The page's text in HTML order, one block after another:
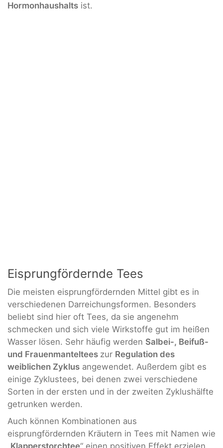
Hormonhaushalts ist.
Eisprungfördernde Tees
Die meisten eisprungfördernden Mittel gibt es in
verschiedenen Darreichungsformen. Besonders
beliebt sind hier oft Tees, da sie angenehm
schmecken und sich viele Wirkstoffe gut im heißen
Wasser lösen. Sehr häufig werden Salbei-, Beifuß-
und Frauenmanteltees zur Regulation des
weiblichen Zyklus angewendet. Außerdem gibt es
einige Zyklustees, bei denen zwei verschiedene
Sorten in der ersten und in der zweiten Zyklushälfte
getrunken werden.
Auch können Kombinationen aus
eisprungfördernden Kräutern in Tees mit Namen wie
Klapperstorchtee“ einen positiven Effekt erzielen.